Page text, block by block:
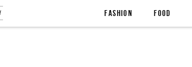
FASHION FOOD